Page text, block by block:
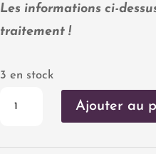
Les informations ci-
traitement !
3 en stock
Ajouter au